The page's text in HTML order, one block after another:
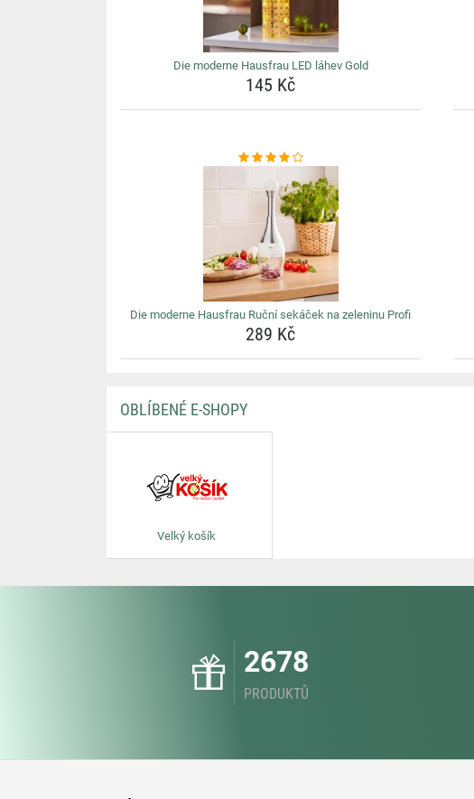
Die moderne Hausfrau LED láhev Gold
145 Kč
Die moderne Hausfrau Ruční sekáček na zeleninu Profi
289 Kč
OBLÍBENÉ E-SHOPY
Velký košík
2678
PRODUKTŮ